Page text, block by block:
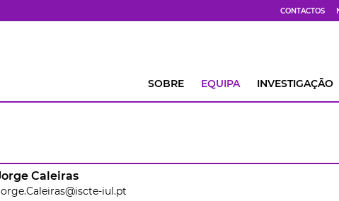
CONTACTOS
SOBRE EQUIPA INVESTIGAÇÃO
Caleiras
iul.pt